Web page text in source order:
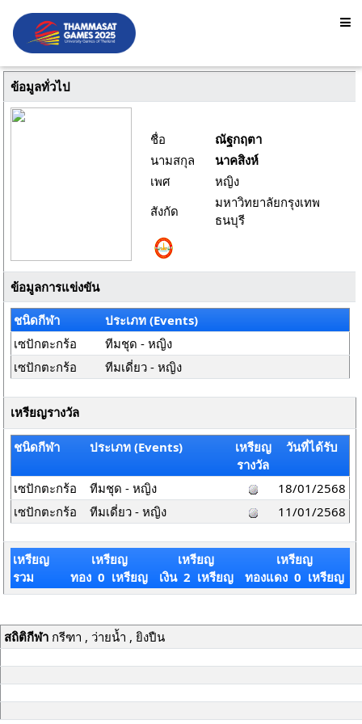
ข้อมูลทั่วไป
ชื่อ
ณัฐกฤตา
นามสกุล
นาคสิงห์
เพศ
หญิง
สังกัด
มหาวิทยาลัยกรุงเทพ
ธนบุรี
ข้อมูลการแข่งขัน
ชนิดกีฬา
ประเภท (Events)
เซปักตะกร้อ
ทีมชุด - หญิง
เซปักตะกร้อ
ทีมเดี่ยว - หญิง
เหรียญรางวัล
ชนิดกีฬา ประเภท (Events)
เหรียญ
รางวัล
วันที่ได้รับ
เซปักตะกร้อ ทีมชุด - หญิง
18/01/2568
เซปักตะกร้อ
ทีมเดี่ยว - หญิง 11/01/2568
เหรียญ
รวม
เหรียญ
ทอง 0 เหรียญ
เหรียญ
เงิน 2 เหรียญ
เหรียญ
ทองแดง 0 เหรียญ
สถิติกีฬากรีฑา , ว่ายน้ำ , ยิงปืน